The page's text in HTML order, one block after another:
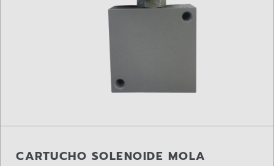
CARTUCHO SOLENOIDE MOLA